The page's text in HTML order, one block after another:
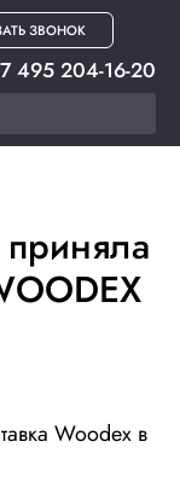
ЗВОНОК
495 204-16-20
Woodex в